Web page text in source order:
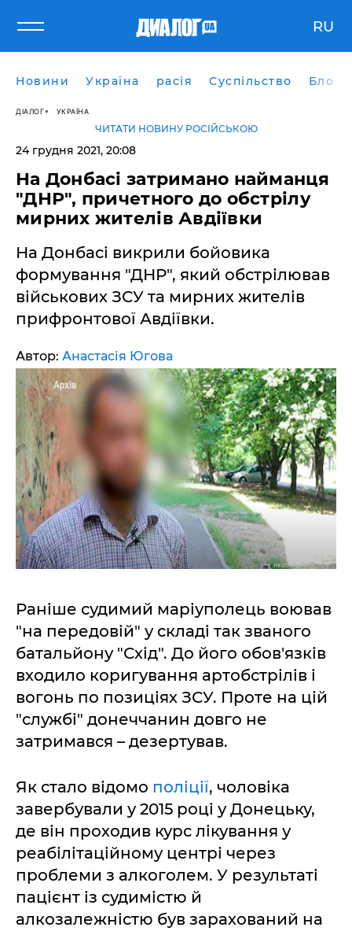
RU
Новини Україна расія Суспільство Блоги
ДІАЛОГ УКРАЇНА
ЧИТАТИ НОВИНУ РОСІЙСЬКОЮ
24 грудня 2021, 20:08
На Донбасі затримано найманця
"ДНР", причетного до обстрілу
мирних жителів Авдіївки
На Донбасі викрили бойовика
формування "ДНР", який обстрілював
військових ЗСУ та мирних жителів
прифронтової Авдіївки.
Автор: Анастасія Югова
Раніше судимий маріуполець воював
"на передовій" у складі так званого
батальйону "Схід". До його обов'язків
входило коригування артобстрілів і
вогонь по позиціях ЗСУ. Проте на цій
"службі" донеччанин довго не
затримався – дезертував.
Як стало відомо поліції, чоловіка
завербували у 2015 році у Донецьку,
де він проходив курс лікування у
реабілітаційному центрі через
проблеми з алкоголем. У результаті
пацієнт із судимістю й
алкозалежністю був зарахований на